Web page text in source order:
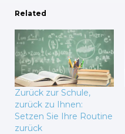
Related
Zurück zur Schule,
zurück zu Ihnen:
Setzen Sie Ihre Routine
zurück